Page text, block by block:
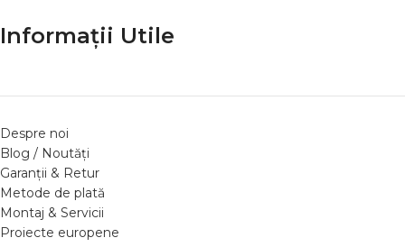
Informații Utile
Despre noi
Blog / Noutăți
Garanții & Retur
Metode de plată
Montaj & Servicii
Proiecte europene